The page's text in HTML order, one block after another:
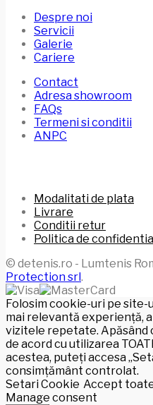
Despre noi
Servicii
Galerie
Cariere
Contact
Adresa showroom
FAQs
Termeni si conditii
ANPC
Modalitati de plata
Livrare
Conditii retur
Politica de
© detenis.ro - Lumtenis
Protection srl.
Folosim cookie-uri pe
mai relevantă experiență,
vizitele repetate. Apăsând
de acord cu utilizarea
acestea, puteți accesa
consimțământ controlat.
Setari Cookie Accept
Manage consent